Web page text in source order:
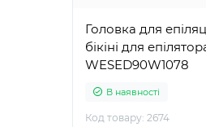
Головка для
бікіні для
WESED90W1078
В наявності
Код товару: 2674